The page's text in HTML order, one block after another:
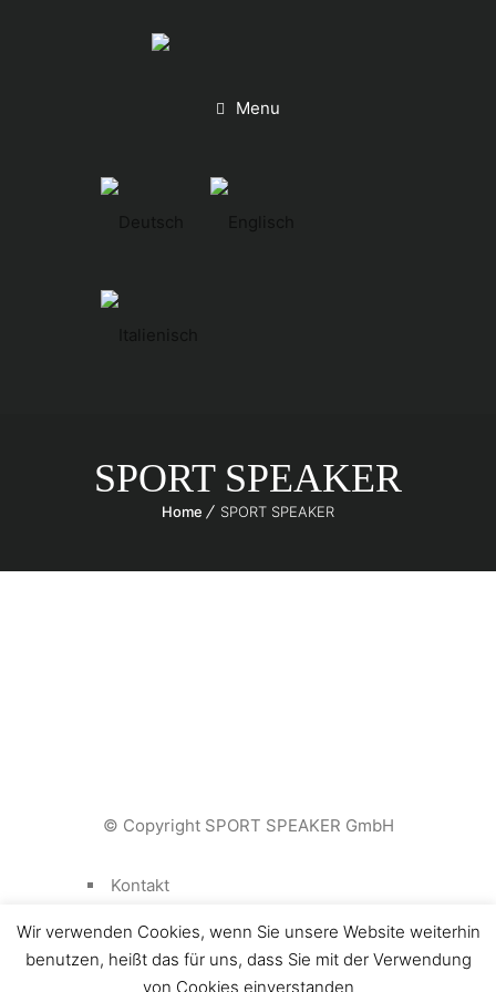
Menu
SPORT SPEAKER
Home SPORT SPEAKER
© Copyright SPORT SPEAKER GmbH
Kontakt
Datenschutz
Wir verwenden Cookies, wenn Sie unsere Website weiterhin
benutzen, heißt das für uns, dass Sie mit der Verwendung
von Cookies einverstanden